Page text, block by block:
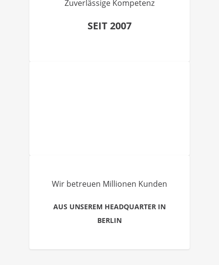
Zuverlässige Kompetenz
SEIT 2007
Wir betreuen Millionen Kunden
AUS UNSEREM HEADQUARTER IN
BERLIN